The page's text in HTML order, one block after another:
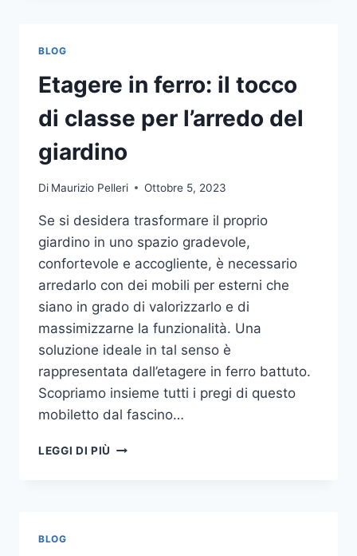
BLOG
Etagere in ferro: il tocco
di classe per l’arredo del
giardino
Di Maurizio Pelleri Ottobre 5, 2023
Se si desidera trasformare il proprio
giardino in uno spazio gradevole,
confortevole e accogliente, è necessario
arredarlo con dei mobili per esterni che
siano in grado di valorizzarlo e di
massimizzarne la funzionalità. Una
soluzione ideale in tal senso è
rappresentata dall’etagere in ferro battuto.
Scopriamo insieme tutti i pregi di questo
mobiletto dal fascino…
LEGGI DI PIÙ ETAGERE
BLOG